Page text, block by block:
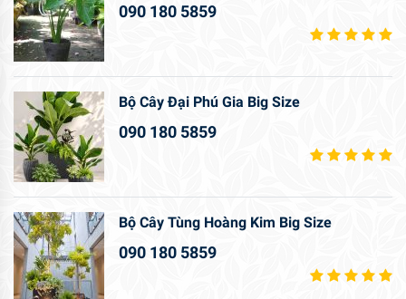
090 180 5859
Bộ Cây Đại Phú Gia Big Size
090 180 5859
Bộ Cây Tùng Hoàng Kim Big Size
090 180 5859